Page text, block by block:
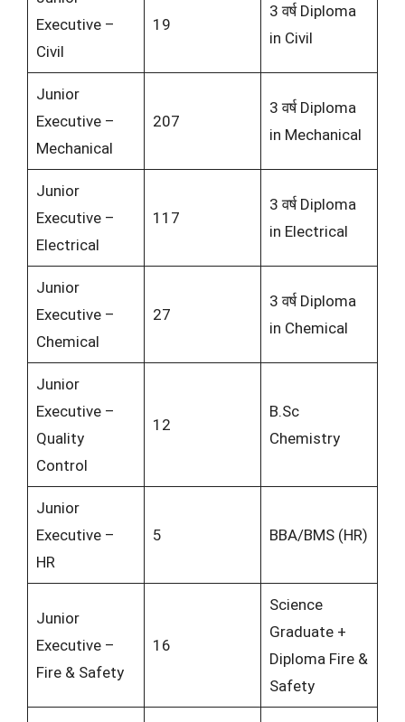
Executive –
Civil
19
3 वर्ष Diploma
in Civil
Junior
Executive –
Mechanical
207
3 वर्ष Diploma
in Mechanical
Junior
Executive –
Electrical
117
3 वर्ष Diploma
in Electrical
Junior
Executive –
Chemical
27
3 वर्ष Diploma
in Chemical
Junior
Executive –
Quality
Control
12
B.Sc
Chemistry
Junior
Executive –
HR
5 BBA/BMS (HR)
Junior
Executive –
Fire & Safety
16
Science
Graduate +
Diploma Fire &
Safety